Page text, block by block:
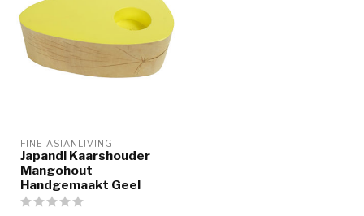
FINE ASIANLIVING
Japandi Kaarshouder
Mangohout
Handgemaakt Geel